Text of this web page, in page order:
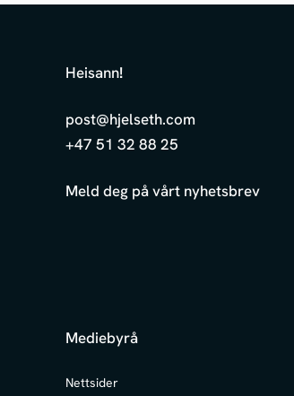
Heisann!
post@hjelseth.com
+47 51 32 88 25
Meld deg på vårt nyhetsbrev
Mediebyrå
Nettsider